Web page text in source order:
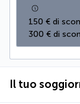
150 € di
300 € di
Il tuo